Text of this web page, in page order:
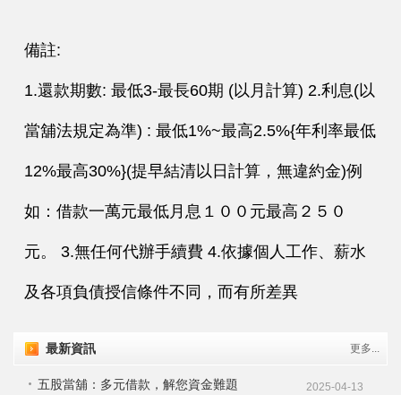
備註:
1.還款期數: 最低3-最長60期 (以月計算) 2.利息(以
當舖法規定為準) : 最低1%~最高2.5%{年利率最低
12%最高30%}(提早結清以日計算，無違約金)例
如：借款一萬元最低月息１００元最高２５０
元。 3.無任何代辦手續費 4.依據個人工作、薪水
及各項負債授信條件不同，而有所差異
最新資訊 更多...
五股當舖：多元借款，解您資金難題​ 2025-04-13